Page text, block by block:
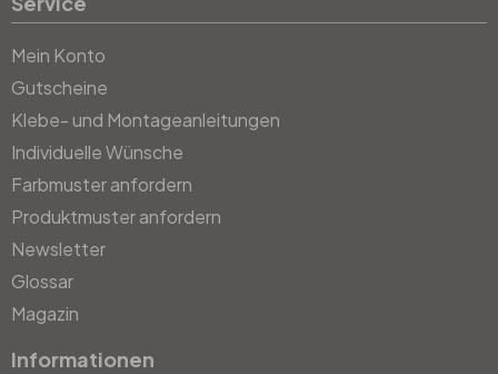
Mein Konto
Gutscheine
Klebe- und Montageanleitungen
Individuelle Wünsche
Farbmuster anfordern
Produktmuster anfordern
Newsletter
Glossar
Magazin
Informationen